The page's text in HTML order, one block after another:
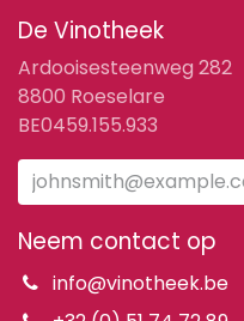
De Vinotheek
Ardooisesteenweg 282
8800 Roeselare
BE0459.155.933
Neem contact op
info@vinotheek.be